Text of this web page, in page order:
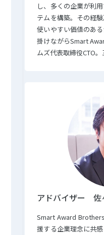
し、多くの企業が利
テムを構築。その経
使いやすい価値のあ
掛けながらSmart
ムズ代表取締役CTO。
アドバイザー 佐
Smart Award
援する企業理念に共